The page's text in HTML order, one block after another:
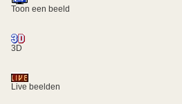
Toon een beeld
3D
Live beelden